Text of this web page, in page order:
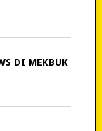
DI MEKBUK